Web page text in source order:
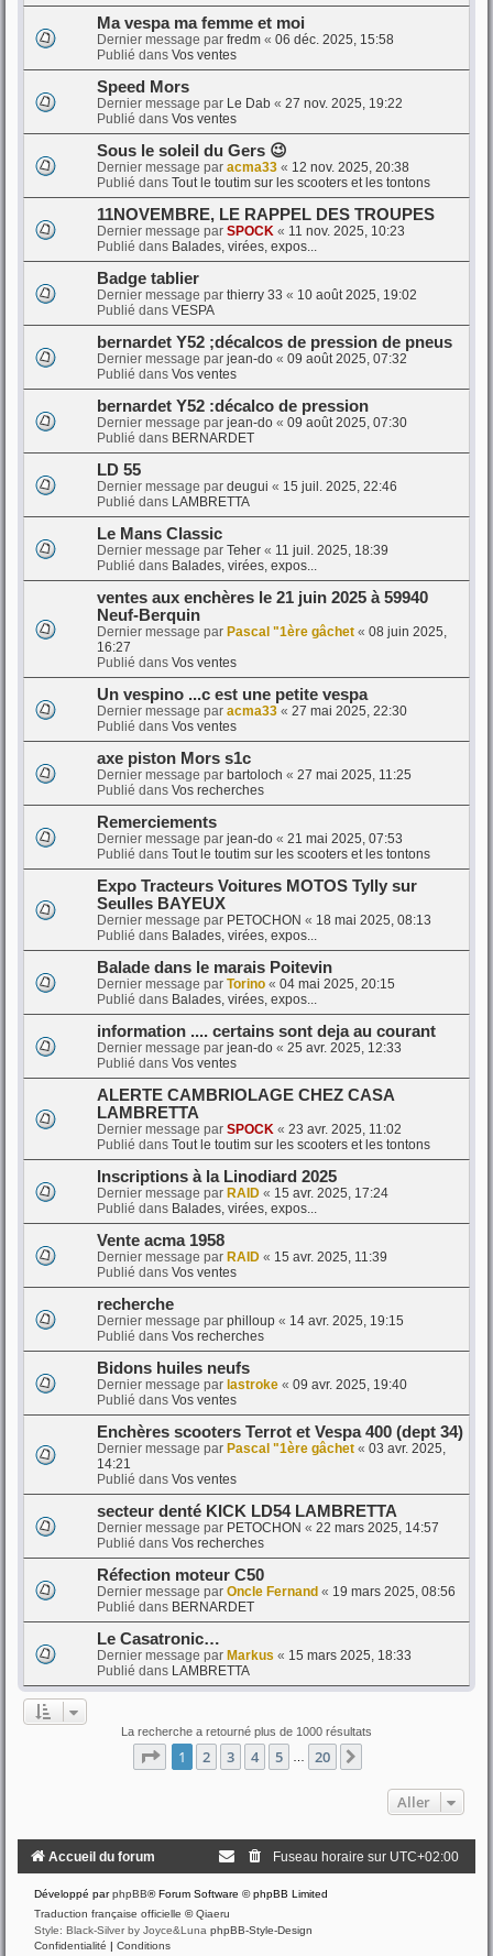
Ma vespa ma femme et moi
Dernier message par fredm « 06 déc. 2025, 15:58
Publié dans Vos ventes
Speed Mors
Dernier message par Le Dab « 27 nov. 2025, 19:22
Publié dans Vos ventes
Sous le soleil du Gers 😉
Dernier message par acma33 « 12 nov. 2025, 20:38
Publié dans Tout le toutim sur les scooters et les tontons
11NOVEMBRE, LE RAPPEL DES TROUPES
Dernier message par SPOCK « 11 nov. 2025, 10:23
Publié dans Balades, virées, expos...
Badge tablier
Dernier message par thierry 33 « 10 août 2025, 19:02
Publié dans VESPA
bernardet Y52 ;décalcos de pression de pneus
Dernier message par jean-do « 09 août 2025, 07:32
Publié dans Vos ventes
bernardet Y52 :décalco de pression
Dernier message par jean-do « 09 août 2025, 07:30
Publié dans BERNARDET
LD 55
Dernier message par deugui « 15 juil. 2025, 22:46
Publié dans LAMBRETTA
Le Mans Classic
Dernier message par Teher « 11 juil. 2025, 18:39
Publié dans Balades, virées, expos...
ventes aux enchères le 21 juin 2025 à 59940
Neuf-Berquin
Dernier message par Pascal "1ère gâchet « 08 juin 2025,
16:27
Publié dans Vos ventes
Un vespino ...c est une petite vespa
Dernier message par acma33 « 27 mai 2025, 22:30
Publié dans Vos ventes
axe piston Mors s1c
Dernier message par bartoloch « 27 mai 2025, 11:25
Publié dans Vos recherches
Remerciements
Dernier message par jean-do « 21 mai 2025, 07:53
Publié dans Tout le toutim sur les scooters et les tontons
Expo Tracteurs Voitures MOTOS Tylly sur
Seulles BAYEUX
Dernier message par PETOCHON « 18 mai 2025, 08:13
Publié dans Balades, virées, expos...
Balade dans le marais Poitevin
Dernier message par Torino « 04 mai 2025, 20:15
Publié dans Balades, virées, expos...
information .... certains sont deja au courant
Dernier message par jean-do « 25 avr. 2025, 12:33
Publié dans Vos ventes
ALERTE CAMBRIOLAGE CHEZ CASA
LAMBRETTA
Dernier message par SPOCK « 23 avr. 2025, 11:02
Publié dans Tout le toutim sur les scooters et les tontons
Inscriptions à la Linodiard 2025
Dernier message par RAID « 15 avr. 2025, 17:24
Publié dans Balades, virées, expos...
Vente acma 1958
Dernier message par RAID « 15 avr. 2025, 11:39
Publié dans Vos ventes
recherche
Dernier message par philloup « 14 avr. 2025, 19:15
Publié dans Vos recherches
Bidons huiles neufs
Dernier message par lastroke « 09 avr. 2025, 19:40
Publié dans Vos ventes
Enchères scooters Terrot et Vespa 400 (dept 34)
Dernier message par Pascal "1ère gâchet « 03 avr. 2025,
14:21
Publié dans Vos ventes
secteur denté KICK LD54 LAMBRETTA
Dernier message par PETOCHON « 22 mars 2025, 14:57
Publié dans Vos recherches
Réfection moteur C50
Dernier message par Oncle Fernand « 19 mars 2025, 08:56
Publié dans BERNARDET
Le Casatronic…
Dernier message par Markus « 15 mars 2025, 18:33
Publié dans LAMBRETTA
La recherche a retourné plus de 1000 résultats
Page 1sur20
1 2 3 4 5 20
Aller
Accueil du forum Fuseau horaire sur UTC+02:00
Développé parphpBB® Forum Software © phpBB Limited
Traduction française officielle ©Qiaeru
Style: Black-Silver by Joyce&Luna phpBB-Style-Design
Confidentialité | Conditions